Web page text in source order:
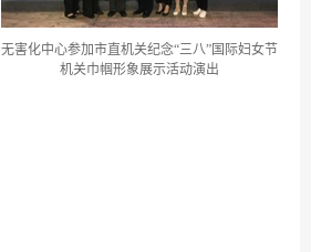
无害化中心参加市直机关纪念“三八”国际妇女节
机关巾帼形象展示活动演出